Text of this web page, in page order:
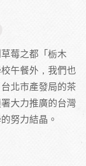
莓之都「栃木
午餐外，我們也
北市產發局的茶
大力推廣的台灣
努力結晶。